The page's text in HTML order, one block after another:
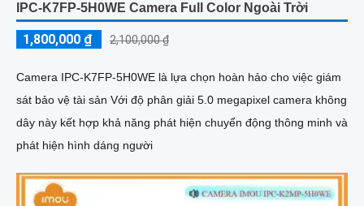
IPC-K7FP-5H0WE Camera Full Color Ngoài Trời
1,800,000 ₫ 2,100,000 ₫
Camera IPC-K7FP-5H0WE là lựa chọn hoàn hảo cho việc giám
sát bảo vệ tài sản Với độ phân giải 5.0 megapixel camera không
dây này kết hợp khả năng phát hiện chuyển động thông minh và
phát hiện hình dáng người